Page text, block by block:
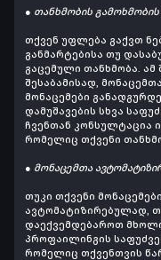
● თანხმობის
თქვენ უფლება გაქვთ
განმარტებისა თუ
გაცემული თანხმობა. ამ
შესაბამისად,
მონაცემები
დამუშავების სხვა
ჩვენთან კონსულტაცია
რომელიც თქვენი
● მონაცემთა
თუკი თქვენი
ავტომატიზირებულად,
დაექვემდებაროთ
პროფაილინგის
რომელიც თქვენთვის